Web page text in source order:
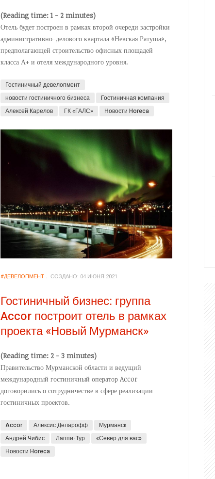
(Reading time: 1 - 2 minutes)
Отель будет построен в рамках второй очереди застройки
административно-делового квартала «Невская Ратуша»,
предполагающей строительство офисных площадей
класса А+ и отеля международного уровня.
Гостиничный девелопмент
новости гостиничного бизнеса
Гостиничная компания
Алексей Карелов
ГК «ГАЛС» Новости Horeca
#ДЕВЕЛОПМЕНТ СОЗДАНО: 04 ИЮНЯ 2021
Гостиничный бизнес: группа
Accor построит отель в рамках
проекта «Новый Мурманск»
(Reading time: 2 - 3 minutes)
Правительство Мурманской области и ведущий
международный гостиничный оператор Accor
договорились о сотрудничестве в сфере реализации
гостиничных проектов.
Accor Алексис Деларофф
Мурманск
Андрей Чибис
Лаппи-Тур
«Север для вас»
Новости Horeca